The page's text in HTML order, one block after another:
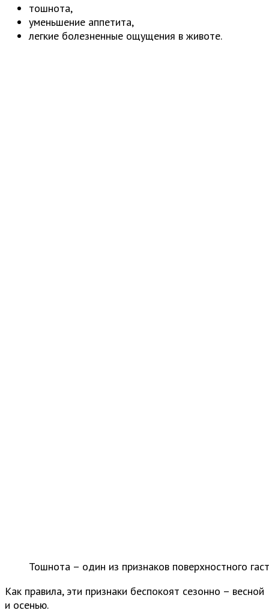
тошнота,
уменьшение аппетита,
легкие болезненные ощущения в животе.
Тошнота – один из признаков поверхностного
Как правила, эти признаки беспокоят сезонно – весной
и осенью.